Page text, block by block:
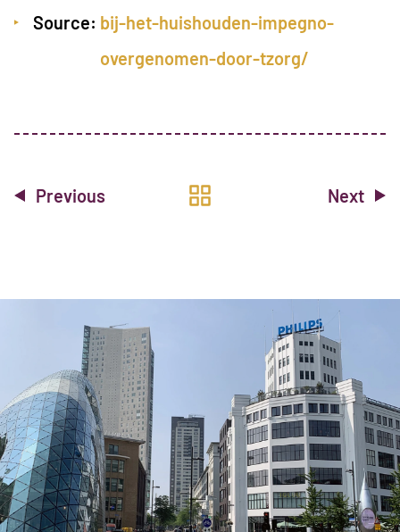
Source: bij-het-huishouden-impegno-
overgenomen-door-tzorg/
Previous Next